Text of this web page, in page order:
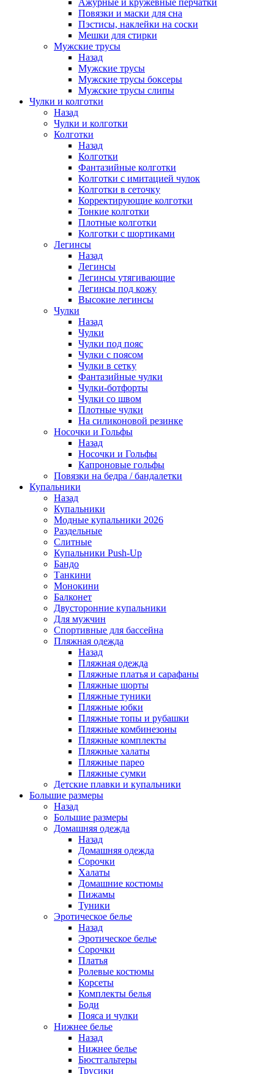
Ажурные и кружевные перчатки
Повязки и маски для сна
Пэстисы, наклейки на соски
Мешки для стирки
Мужские трусы
Назад
Мужские трусы
Мужские трусы боксеры
Мужские трусы слипы
Чулки и колготки
Назад
Чулки и колготки
Колготки
Назад
Колготки
Фантазийные колготки
Колготки с имитацией чулок
Колготки в сеточку
Корректирующие колготки
Тонкие колготки
Плотные колготки
Колготки с шортиками
Легинсы
Назад
Легинсы
Легинсы утягивающие
Легинсы под кожу
Высокие легинсы
Чулки
Назад
Чулки
Чулки под пояс
Чулки с поясом
Чулки в сетку
Фантазийные чулки
Чулки-ботфорты
Чулки со швом
Плотные чулки
На силиконовой резинке
Носочки и Гольфы
Назад
Носочки и Гольфы
Капроновые гольфы
Повязки на бедра / бандалетки
Купальники
Назад
Купальники
Модные купальники 2026
Раздельные
Слитные
Купальники Push-Up
Бандо
Танкини
Монокини
Балконет
Двусторонние купальники
Для мужчин
Спортивные для бассейна
Пляжная одежда
Назад
Пляжная одежда
Пляжные платья и сарафаны
Пляжные шорты
Пляжные туники
Пляжные юбки
Пляжные топы и рубашки
Пляжные комбинезоны
Пляжные комплекты
Пляжные халаты
Пляжные парео
Пляжные сумки
Детские плавки и купальники
Большие размеры
Назад
Большие размеры
Домашняя одежда
Назад
Домашняя одежда
Сорочки
Халаты
Домашние костюмы
Пижамы
Туники
Эротическое белье
Назад
Эротическое белье
Сорочки
Платья
Ролевые костюмы
Корсеты
Комплекты белья
Боди
Пояса и чулки
Нижнее белье
Назад
Нижнее белье
Бюстгальтеры
Трусики